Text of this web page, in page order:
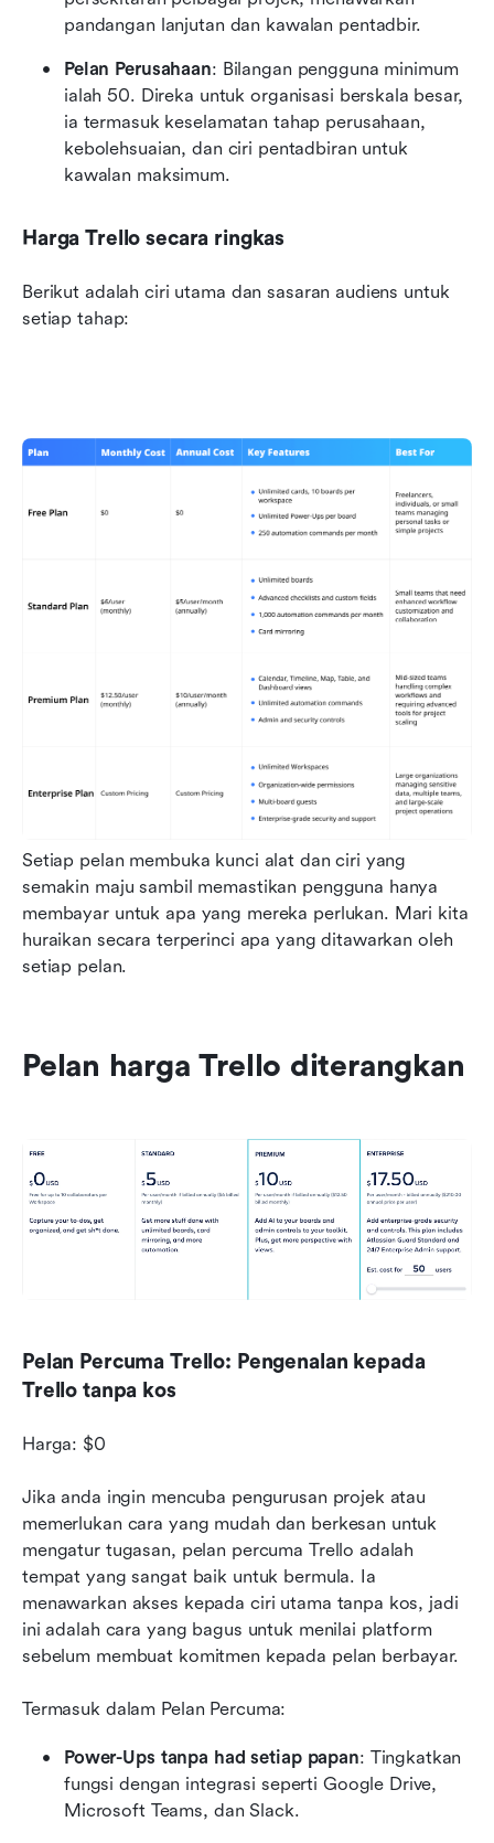
pandangan lanjutan dan kawalan pentadbir.
Pelan Perusahaan: Bilangan pengguna minimum
ialah 50. Direka untuk organisasi berskala besar,
ia termasuk keselamatan tahap perusahaan,
kebolehsuaian, dan ciri pentadbiran untuk
kawalan maksimum.
Harga Trello secara ringkas
Berikut adalah ciri utama dan sasaran audiens untuk
setiap tahap:
Setiap pelan membuka kunci alat dan ciri yang
semakin maju sambil memastikan pengguna hanya
membayar untuk apa yang mereka perlukan. Mari kita
huraikan secara terperinci apa yang ditawarkan oleh
setiap pelan.
Pelan harga Trello diterangkan
Pelan Percuma Trello: Pengenalan kepada
Trello tanpa kos
Harga: $0
Jika anda ingin mencuba pengurusan projek atau
memerlukan cara yang mudah dan berkesan untuk
mengatur tugasan, pelan percuma Trello adalah
tempat yang sangat baik untuk bermula. Ia
menawarkan akses kepada ciri utama tanpa kos, jadi
ini adalah cara yang bagus untuk menilai platform
sebelum membuat komitmen kepada pelan berbayar.
Termasuk dalam Pelan Percuma:
Power-Ups tanpa had setiap papan: Tingkatkan
fungsi dengan integrasi seperti Google Drive,
Microsoft Teams, dan Slack.